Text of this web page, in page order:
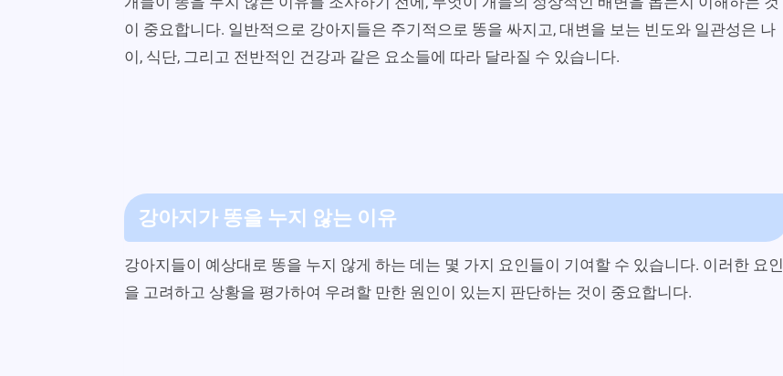
이 중요합니다. 일반적으로 강아지들은 주기적으로 똥을 싸지고, 대변을 보는 빈도와 일관성은 나
이, 식단, 그리고 전반적인 건강과 같은 요소들에 따라 달라질 수 있습니다.
강아지가 똥을 누지 않는 이유
강아지들이 예상대로 똥을 누지 않게 하는 데는 몇 가지 요인들이 기여할 수 있습니다. 이러한 요인
을 고려하고 상황을 평가하여 우려할 만한 원인이 있는지 판단하는 것이 중요합니다.